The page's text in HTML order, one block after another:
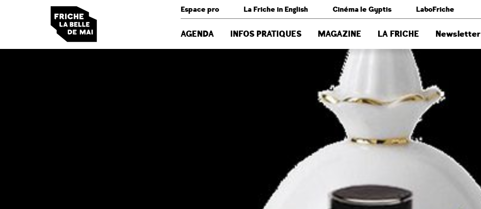
Espace pro La Friche in English Cinéma le Gyptis LaboFriche
AGENDA INFOS PRATIQUES MAGAZINE LA FRICHE Newsletter
Panneau de gestion des cookies